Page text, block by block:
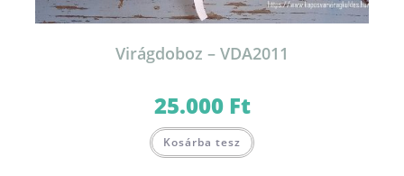
Virágdoboz – VDA2011
25.000 Ft
Kosárba tesz